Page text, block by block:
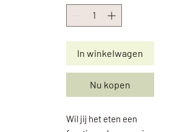
In winkelwagen
Nu kopen
Wil jij het eten een